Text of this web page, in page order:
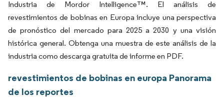
Industria de Mordor Intelligence™. El análisis de
revestimientos de bobinas en Europa incluye una perspectiva
de pronóstico del mercado para 2025 a 2030 y una visión
histórica general. Obtenga una muestra de este análisis de la
industria como descarga gratuita de informe en PDF.
revestimientos de bobinas en europa Panorama
de los reportes